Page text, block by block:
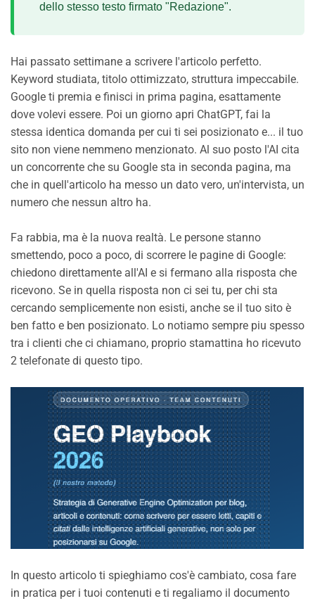
dello stesso testo firmato "Redazione".
Hai passato settimane a scrivere l'articolo perfetto.
Keyword studiata, titolo ottimizzato, struttura impeccabile.
Google ti premia e finisci in prima pagina, esattamente
dove volevi essere. Poi un giorno apri ChatGPT, fai la
stessa identica domanda per cui ti sei posizionato e... il tuo
sito non viene nemmeno menzionato. Al suo posto l'AI cita
un concorrente che su Google sta in seconda pagina, ma
che in quell'articolo ha messo un dato vero, un'intervista, un
numero che nessun altro ha.
Fa rabbia, ma è la nuova realtà. Le persone stanno
smettendo, poco a poco, di scorrere le pagine di Google:
chiedono direttamente all'AI e si fermano alla risposta che
ricevono. Se in quella risposta non ci sei tu, per chi sta
cercando semplicemente non esisti, anche se il tuo sito è
ben fatto e ben posizionato. Lo notiamo sempre piu spesso
tra i clienti che ci chiamano, proprio stamattina ho ricevuto
2 telefonate di questo tipo.
In questo articolo ti spieghiamo cos'è cambiato, cosa fare
in pratica per i tuoi contenuti e ti regaliamo il documento